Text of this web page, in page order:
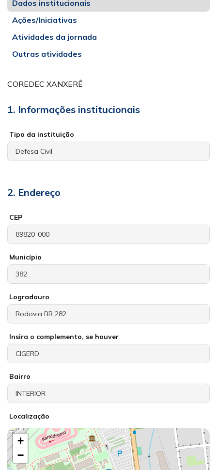
Dados institucionais
Ações/Iniciativas
Atividades da jornada
Outras atividades
COREDEC XANXERÊ
1. Informações institucionais
Tipo da instituição
2. Endereço
CEP
Município
Logradouro
Insira o complemento, se houver
Bairro
Localização
+
−